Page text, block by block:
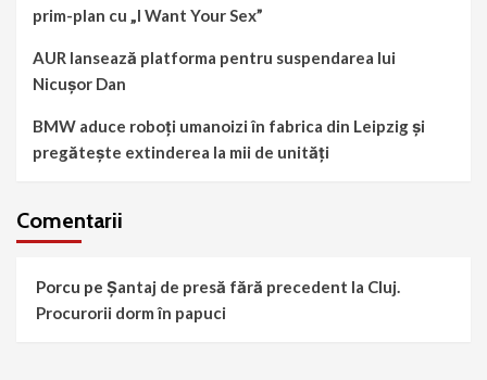
prim-plan cu „I Want Your Sex”
AUR lansează platforma pentru suspendarea lui
Nicușor Dan
BMW aduce roboți umanoizi în fabrica din Leipzig și
pregătește extinderea la mii de unități
Comentarii
Porcu pe Șantaj de presă fără precedent la Cluj.
Procurorii dorm în papuci